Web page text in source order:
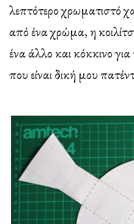
λεπτότερο χρωματιστό
από ένα χρώμα, η
ένα άλλο και κόκκινο
που είναι δική μου